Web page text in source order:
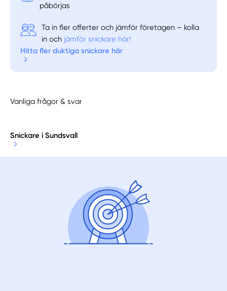
påbörjas
Ta in fler offerter och jämför företagen – kolla
in och jämför snickare här!
Hitta fler duktiga snickare här
Vanliga frågor & svar
Snickare i Sundsvall